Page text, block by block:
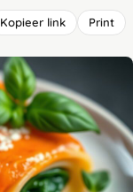
Kopieer link Print